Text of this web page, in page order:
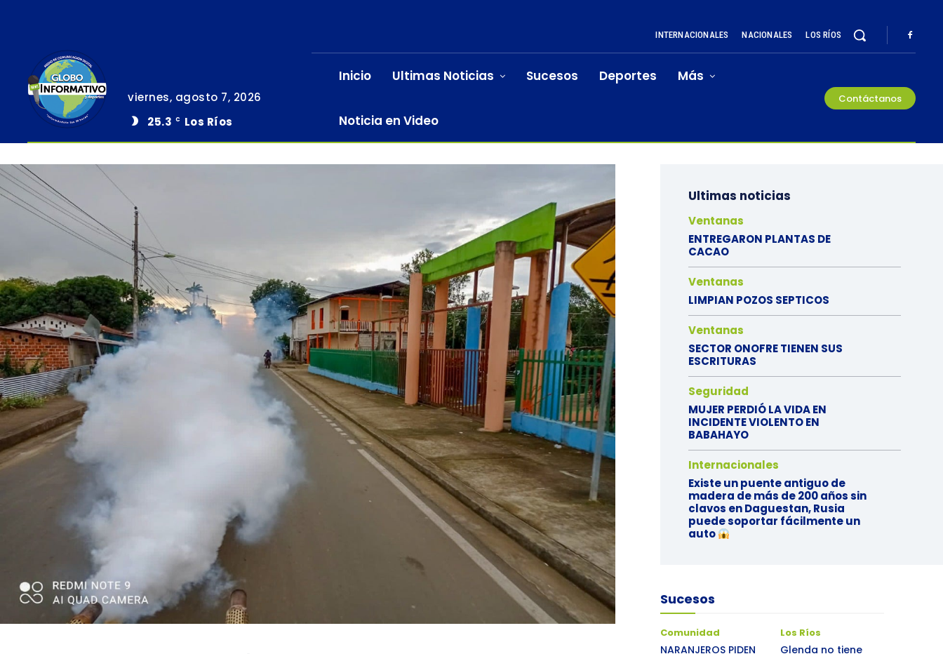
viernes, agosto 7, 2026
25.3 C Los Ríos
INTERNACIONALES NACIONALES LOS RÍOS
Inicio Ultimas Noticias Sucesos Deportes Más
Noticia en Video
Contáctanos
Ultimas noticias
Ventanas
ENTREGARON PLANTAS DE
CACAO
Ventanas
LIMPIAN POZOS SEPTICOS
Ventanas
SECTOR ONOFRE TIENEN SUS
ESCRITURAS
Seguridad
MUJER PERDIÓ LA VIDA EN
INCIDENTE VIOLENTO EN
BABAHAYO
Internacionales
Existe un puente antiguo de
madera de más de 200 años sin
clavos en Daguestan, Rusia
puede soportar fácilmente un
auto
Sucesos
Comunidad
NARANJEROS PIDEN
Los Ríos
Glenda no tiene